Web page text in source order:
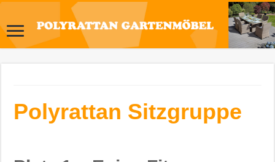
Polyrattan Sitzgruppe